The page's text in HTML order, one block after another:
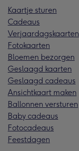
Kaartje sturen
Cadeaus
Verjaardagskaarten
Fotokaarten
Bloemen bezorgen
Geslaagd kaarten
Geslaagd cadeaus
Ansichtkaart maken
Ballonnen versturen
Baby cadeaus
Fotocadeaus
Feestdagen